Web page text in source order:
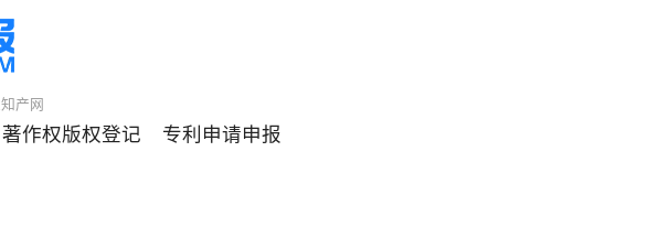
产网
著作权版权登记
专利申请申报